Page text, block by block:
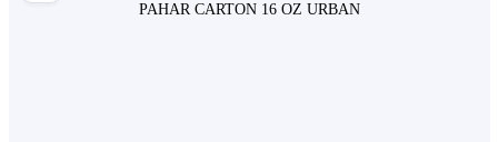
PAHAR CARTON 16 OZ URBAN